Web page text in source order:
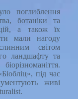
поглиблення
ботаніки та
а також їх
мали нагоду
світом
ландшафту та
під час
живі